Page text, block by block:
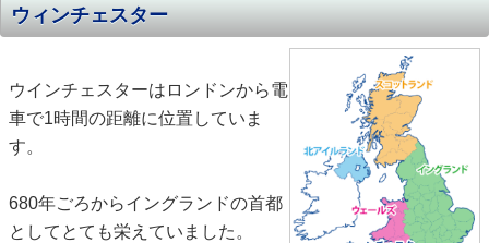
ウィンチェスター
ウインチェスターはロンドンから電
車で1時間の距離に位置していま
す。
680年ごろからイングランドの首都
としてとても栄えていました。